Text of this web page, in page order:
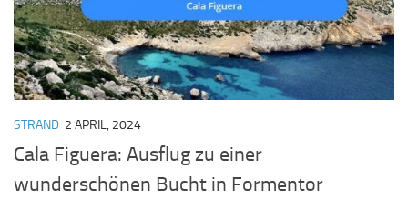
STRAND 2 APRIL, 2024
Cala Figuera: Ausflug zu einer
wunderschönen Bucht in Formentor